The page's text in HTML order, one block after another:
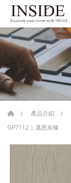
產品介紹
GP7112 | 邁恩灰橡